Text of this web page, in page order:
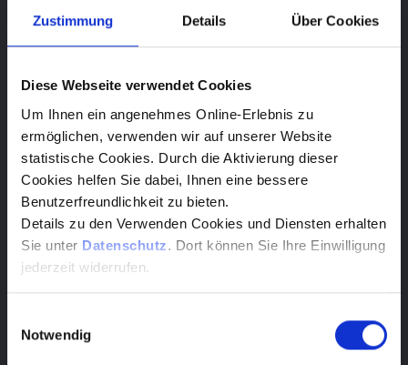
Zustimmung Details Über Cookies
Diese Webseite verwendet Cookies
Um Ihnen ein angenehmes Online-Erlebnis zu
ermöglichen, verwenden wir auf unserer Website
statistische Cookies. Durch die Aktivierung dieser
Cookies helfen Sie dabei, Ihnen eine bessere
Benutzerfreundlichkeit zu bieten.
Details zu den Verwenden Cookies und Diensten erhalten
Sie unter Datenschutz. Dort können Sie Ihre Einwilligung
jederzeit widerrufen.
Notwendig
und Eintrittskarten erhalten Sie von
uns. Natürlich sind alle Werbemittel
Interessiert?
Starten Sie gleich eine
erhalten umgehend ein kostenloses
Angebot. Sie verpflichten sich zu
nichts!